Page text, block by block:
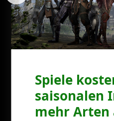
Spiele
saisonalen
mehr Arten